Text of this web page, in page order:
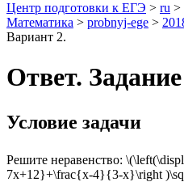
Центр подготовки к ЕГЭ > ru >
Математика > probnyj-ege >
Вариант 2.
Ответ.
Условие задачи
Решите неравенство:
7x+12}+\frac{x-4}{3-x}\right